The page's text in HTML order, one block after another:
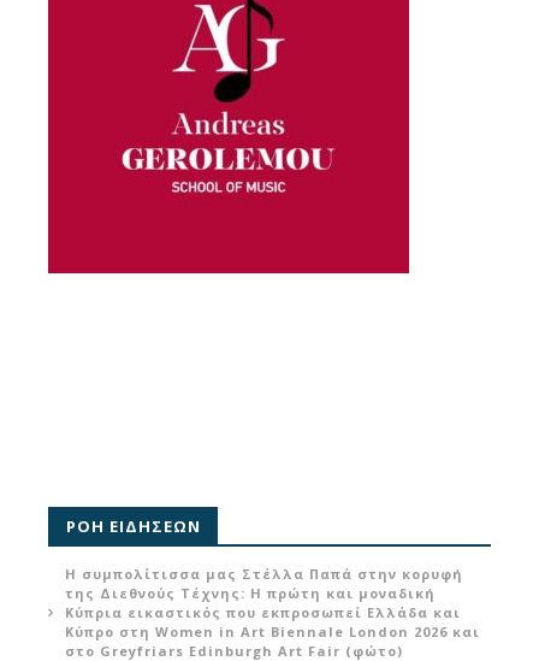
ΡΟΗ ΕΙΔΗΣΕΩΝ
Η συμπολίτισσα μας Στέλλα Παπά στην κορυφή
της Διεθνούς Τέχνης: Η πρώτη και μοναδική
Κύπρια εικαστικός που εκπροσωπεί Ελλάδα και
Κύπρο στη Women in Art Biennale London 2026 και
στο Greyfriars Edinburgh Art Fair (φώτο)